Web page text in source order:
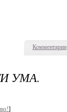
Комментарии
УМА.
]